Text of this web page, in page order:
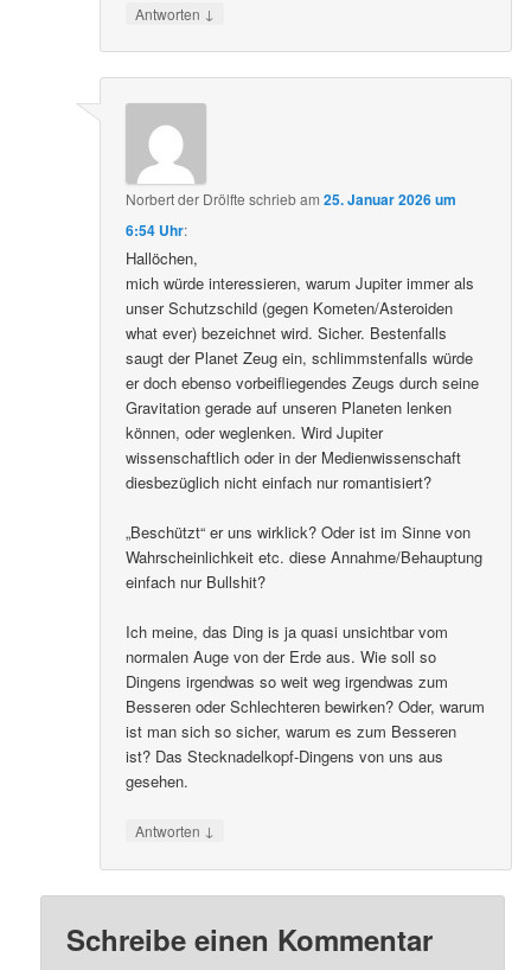
Antworten ↓
Norbert der Drölfte schriebam25. Januar 2026 um
6:54 Uhr:
Hallöchen,
mich würde interessieren, warum Jupiter immer als
unser Schutzschild (gegen Kometen/Asteroiden
what ever) bezeichnet wird. Sicher. Bestenfalls
saugt der Planet Zeug ein, schlimmstenfalls würde
er doch ebenso vorbeifliegendes Zeugs durch seine
Gravitation gerade auf unseren Planeten lenken
können, oder weglenken. Wird Jupiter
wissenschaftlich oder in der Medienwissenschaft
diesbezüglich nicht einfach nur romantisiert?
„Beschützt“ er uns wirklick? Oder ist im Sinne von
Wahrscheinlichkeit etc. diese Annahme/Behauptung
einfach nur Bullshit?
Ich meine, das Ding is ja quasi unsichtbar vom
normalen Auge von der Erde aus. Wie soll so
Dingens irgendwas so weit weg irgendwas zum
Besseren oder Schlechteren bewirken? Oder, warum
ist man sich so sicher, warum es zum Besseren
ist? Das Stecknadelkopf-Dingens von uns aus
gesehen.
Antworten ↓
Schreibe einen Kommentar